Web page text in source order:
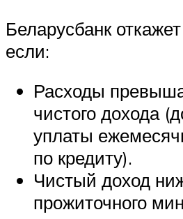
Беларусбанк
если:
Расходы
чистого дохода
уплаты
по кредиту).
Чистый доход
прожиточного